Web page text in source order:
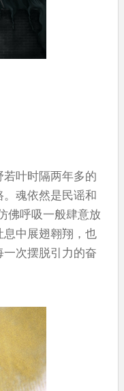
叶时隔两年多的
魂依然是民谣和
佛呼吸一般肆意放
中展翅翱翔，也
次摆脱引力的奋